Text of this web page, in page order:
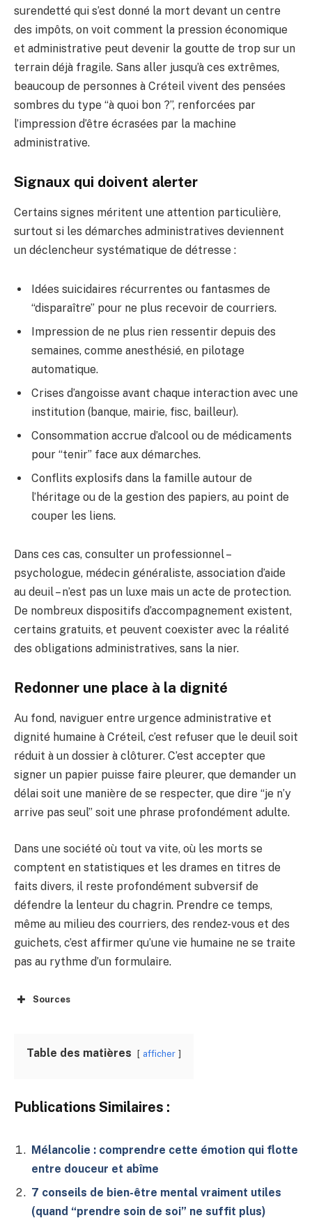
surendetté qui s’est donné la mort devant un centre
des impôts, on voit comment la pression économique
et administrative peut devenir la goutte de trop sur un
terrain déjà fragile. Sans aller jusqu’à ces extrêmes,
beaucoup de personnes à Créteil vivent des pensées
sombres du type “à quoi bon ?”, renforcées par
l’impression d’être écrasées par la machine
administrative.
Signaux qui doivent alerter
Certains signes méritent une attention particulière,
surtout si les démarches administratives deviennent
un déclencheur systématique de détresse :
Idées suicidaires récurrentes ou fantasmes de
“disparaître” pour ne plus recevoir de courriers.
Impression de ne plus rien ressentir depuis des
semaines, comme anesthésié, en pilotage
automatique.
Crises d’angoisse avant chaque interaction avec une
institution (banque, mairie, fisc, bailleur).
Consommation accrue d’alcool ou de médicaments
pour “tenir” face aux démarches.
Conflits explosifs dans la famille autour de
l’héritage ou de la gestion des papiers, au point de
couper les liens.
Dans ces cas, consulter un professionnel –
psychologue, médecin généraliste, association d’aide
au deuil – n’est pas un luxe mais un acte de protection.
De nombreux dispositifs d’accompagnement existent,
certains gratuits, et peuvent coexister avec la réalité
des obligations administratives, sans la nier.
Redonner une place à la dignité
Au fond, naviguer entre urgence administrative et
dignité humaine à Créteil, c’est refuser que le deuil soit
réduit à un dossier à clôturer. C’est accepter que
signer un papier puisse faire pleurer, que demander un
délai soit une manière de se respecter, que dire “je n’y
arrive pas seul” soit une phrase profondément adulte.
Dans une société où tout va vite, où les morts se
comptent en statistiques et les drames en titres de
faits divers, il reste profondément subversif de
défendre la lenteur du chagrin. Prendre ce temps,
même au milieu des courriers, des rendez-vous et des
guichets, c’est affirmer qu’une vie humaine ne se traite
pas au rythme d’un formulaire.
Sources
Table des matières afficher
Publications Similaires :
Mélancolie : comprendre cette émotion qui flotte
entre douceur et abîme
7 conseils de bien-être mental vraiment utiles
(quand “prendre soin de soi” ne suffit plus)